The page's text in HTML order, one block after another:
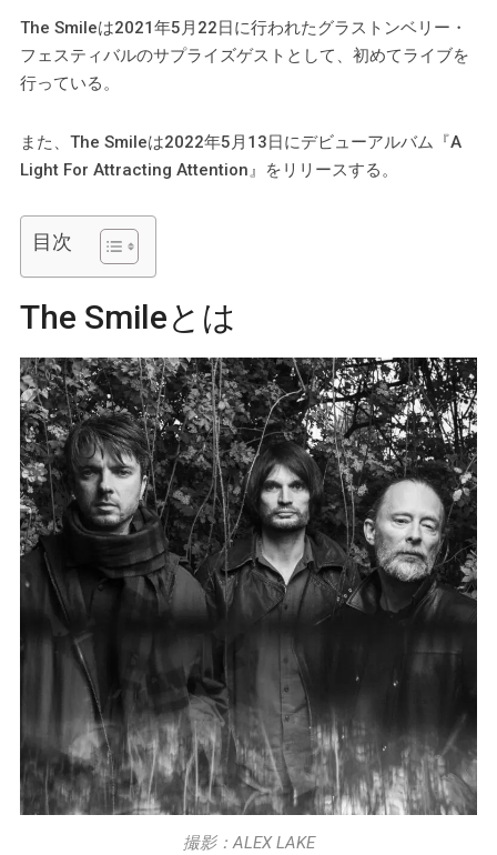
The Smileは2021年5月22日に行われたグラストンベリー・
フェスティバルのサプライズゲストとして、初めてライブを
行っている。
また、The Smileは2022年5月13日にデビューアルバム『A
Light For Attracting Attention』をリリースする。
目次
The Smileとは
撮影：ALEX LAKE